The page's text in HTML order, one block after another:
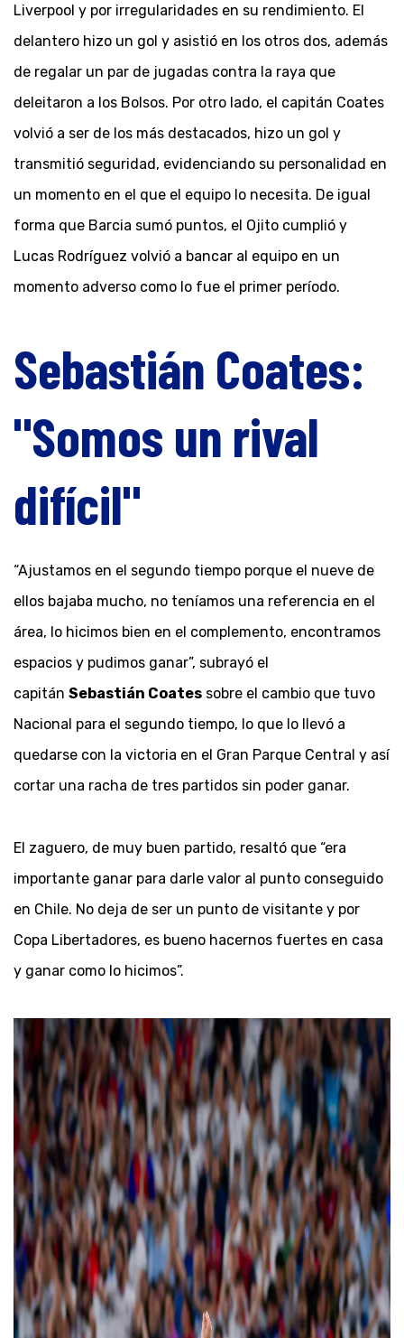
Liverpool y por irregularidades en su rendimiento. El
delantero hizo un gol y asistió en los otros dos, además
de regalar un par de jugadas contra la raya que
deleitaron a los Bolsos. Por otro lado, el capitán Coates
volvió a ser de los más destacados, hizo un gol y
transmitió seguridad, evidenciando su personalidad en
un momento en el que el equipo lo necesita. De igual
forma que Barcia sumó puntos, el Ojito cumplió y
Lucas Rodríguez volvió a bancar al equipo en un
momento adverso como lo fue el primer período.
Sebastián Coates:
"Somos un rival
difícil"
“Ajustamos en el segundo tiempo porque el nueve de
ellos bajaba mucho, no teníamos una referencia en el
área, lo hicimos bien en el complemento, encontramos
espacios y pudimos ganar”, subrayó el
capitán Sebastián Coates sobre el cambio que tuvo
Nacional para el segundo tiempo, lo que lo llevó a
quedarse con la victoria en el Gran Parque Central y así
cortar una racha de tres partidos sin poder ganar.
El zaguero, de muy buen partido, resaltó que “era
importante ganar para darle valor al punto conseguido
en Chile. No deja de ser un punto de visitante y por
Copa Libertadores, es bueno hacernos fuertes en casa
y ganar como lo hicimos”.